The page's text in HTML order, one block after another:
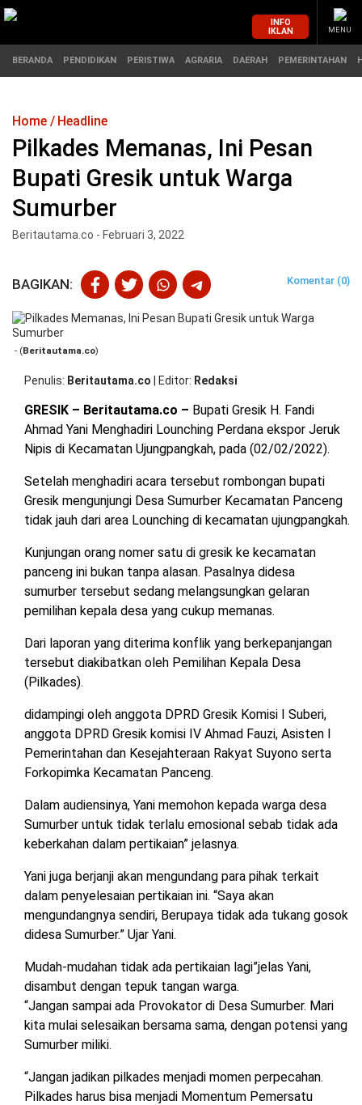
MASUK
BERANDA
PERISTIWA
PEMERINTAHAN
OPINI
PENDIDIKAN
HUKUM
PENDIDIKAN
HIBURAN
BERITABARU.CO
KABARBARU.CO
SERIKATNEWS.COM
PEWARTANUSANTARA.COM
LANGGAR.CO
JOBNAS.COM
SURAU.CO
REDAKSI
TENTANG
KAMI
KERJASAMA
PEDOMAN
MEDIA
CYBER
INFO
IKLAN
MENU
BERANDA PENDIDIKAN PERISTIWA AGRARIA DAERAH PEMERINTAHAN
Home Headline
Pilkades Memanas, Ini Pesan
Bupati Gresik untuk Warga
Sumurber
Beritautama.co - Februari 3, 2022
BAGIKAN: Komentar (0)
- (Beritautama.co)
Penulis Beritautama.co Editor Redaksi
GRESIK – Beritautama.co – Bupati Gresik H. Fandi
Ahmad Yani Menghadiri Lounching Perdana ekspor Jeruk
Nipis di Kecamatan Ujungpangkah, pada (02/02/2022).
Setelah menghadiri acara tersebut rombongan bupati
Gresik mengunjungi Desa Sumurber Kecamatan Panceng
tidak jauh dari area Lounching di kecamatan ujungpangkah.
Kunjungan orang nomer satu di gresik ke kecamatan
panceng ini bukan tanpa alasan. Pasalnya didesa
sumurber tersebut sedang melangsungkan gelaran
pemilihan kepala desa yang cukup memanas.
Dari laporan yang diterima konflik yang berkepanjangan
tersebut diakibatkan oleh Pemilihan Kepala Desa
(Pilkades).
didampingi oleh anggota DPRD Gresik Komisi I Suberi,
anggota DPRD Gresik komisi IV Ahmad Fauzi, Asisten I
Pemerintahan dan Kesejahteraan Rakyat Suyono serta
Forkopimka Kecamatan Panceng.
Dalam audiensinya, Yani memohon kepada warga desa
Sumurber untuk tidak terlalu emosional sebab tidak ada
keberkahan dalam pertikaian” jelasnya.
Yani juga berjanji akan mengundang para pihak terkait
dalam penyelesaian pertikaian ini. “Saya akan
mengundangnya sendiri, Berupaya tidak ada tukang gosok
didesa Sumurber.” Ujar Yani.
Mudah-mudahan tidak ada pertikaian lagi”jelas Yani,
disambut dengan tepuk tangan warga.
“Jangan sampai ada Provokator di Desa Sumurber. Mari
kita mulai selesaikan bersama sama, dengan potensi yang
Sumurber miliki.
“Jangan jadikan pilkades menjadi momen perpecahan.
Pilkades harus bisa menjadi Momentum Pemersatu